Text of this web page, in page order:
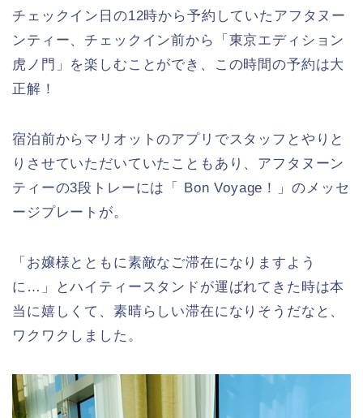
チェックイン日の12時から予約していたアフタヌー
ンティー、チェックイン前から「東京エディション
虎ノ門」を楽しむことができ、この時間の予約は大
正解！
宿泊前からマリオットのアプリでスタッフとやりと
りさせていただいていたこともあり、アフタヌーン
ティーの3段トレーには「 Bon Voyage！」のメッセ
ージプレートが。
「お嬢様とともに素敵なご滞在になりますよう
に…」とハイティースタンドが運ばれてきた時は本
当に嬉しくて、素晴らしい滞在になりそうだなと、
ワクワクしました。